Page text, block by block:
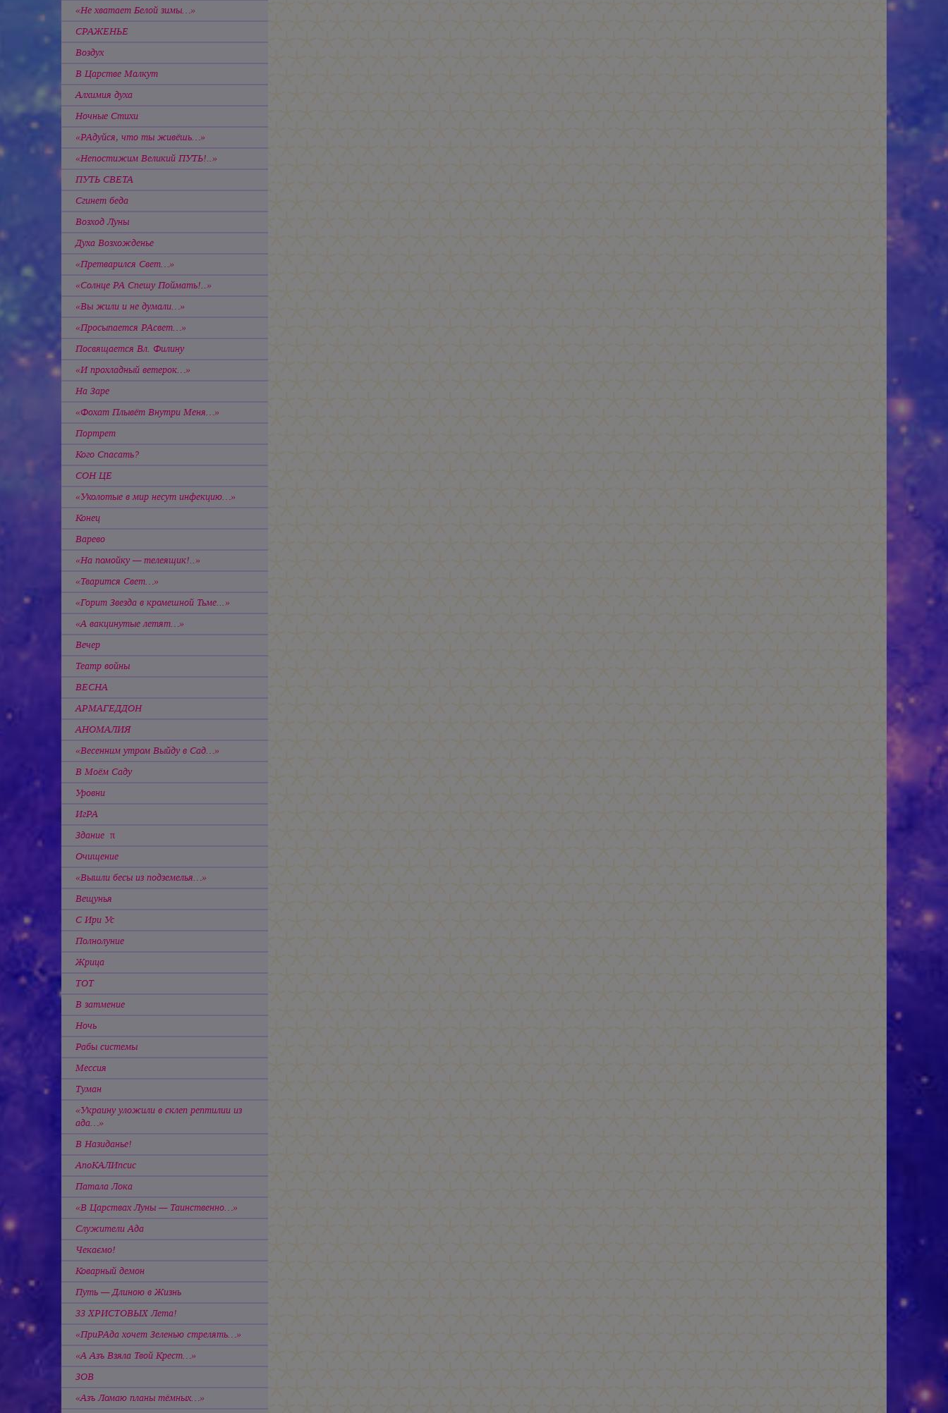
«Не хватает Белой зимы…»
СРАЖЕНЬЕ
Воздух
В Царстве Малкут
Алхимия духа
Ночные Стихи
«РАдуйся, что ты живёшь…»
«Непостижим Великий ПУТЬ!..»
ПУТЬ СВЕТА
Сгинет беда
Возход Луны
Духа Возхожденье
«Претварился Свет…»
«Солнце РА Спешу Поймать!..»
«Вы жили и не думали…»
«Просыпается РАсвет…»
Посвящается Вл. Филину
«И прохладный ветерок…»
На Заре
«Фохат Плывёт Внутри Меня…»
Портрет
Кого Спасать?
СОН ЦЕ
«Уколотые в мир несут инфекцию…»
Конец
Варево
«На помойку — телеящик!..»
«Тварится Свет…»
«Горит Звезда в кромешной Тьме...»
«А вакцинутые летят…»
Вечер
Театр войны
ВЕСНА
АРМАГЕДДОН
АНОМАЛИЯ
«Весенним утром Выйду в Сад…»
В Моём Саду
Уровни
ИгРА
Здание π
Очищение
«Вышли бесы из подземелья…»
Вещунья
С Ири Ус
Полнолуние
Жрица
ТОТ
В затмение
Ночь
Рабы системы
Мессия
Туман
«Украину уложили в склеп рептилии из
ада…»
В Назиданье!
АпоКАЛИпсис
Патала Лока
«В Царствах Луны — Таинственно…»
Служители Ада
Чекаємо!
Коварный демон
Путь — Длиною в Жизнь
33 ХРИСТОВЫХ Лета!
«ПриРАда хочет Зеленью стрелять…»
«А Азъ Взяла Твой Крест…»
ЗОВ
«Азъ Ломаю планы тёмных…»